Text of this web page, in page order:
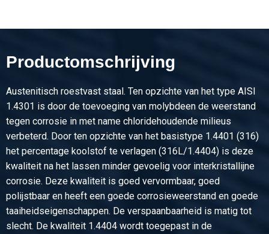
Rvs blank zeskant 1.4404 (316L) 14 ca 3 mtr passing h11
Stuks gewicht in kg
Selecteer
2410-0036-17
Omschrijving
Rvs blank zeskant 1.4404 (316L) 17 ca 3 mtr passing h11
Bruto prijs
Selecteer
Productomschrijving
Austenitisch roestvast staal. Ten opzichte van het type AISI
1.4301 is door de toevoeging van molybdeen de weerstand
tegen corrosie in met name chloridehoudende milieus
verbeterd. Door ten opzichte van het basistype 1.4401 (316)
het percentage koolstof te verlagen (316L/1.4404) is deze
kwaliteit na het lassen minder gevoelig voor interkristallijne
corrosie. Deze kwaliteit is goed vervormbaar, goed
polijstbaar en heeft een goede corrosieweerstand en goede
taaiheidseigenschappen. De verspaanbaarheid is matig tot
slecht. De kwaliteit 1.4404 wordt toegepast in de